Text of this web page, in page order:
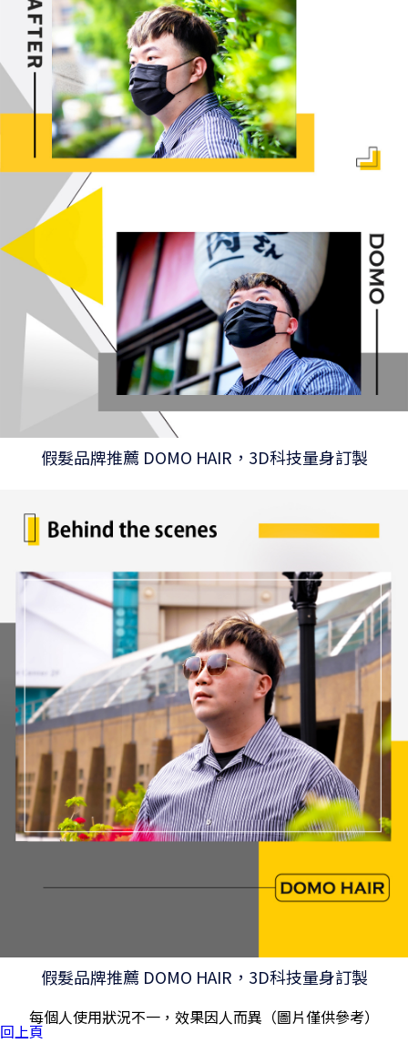
假髮品牌推薦 DOMO HAIR，3D科技量身訂製
假髮品牌推薦 DOMO HAIR，3D科技量身訂製
每個人使用狀況不一，效果因人而異（圖片僅供參考）
回上頁